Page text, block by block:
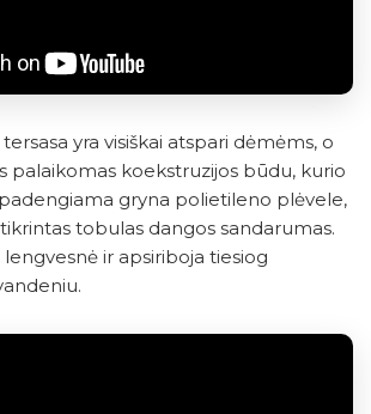
yra visiškai atspari dėmėms, o
palaikomas koekstruzijos būdu, kurio
gryna polietileno plėvele,
tobulas dangos sandarumas.
lengvesnė ir apsiriboja tiesiog